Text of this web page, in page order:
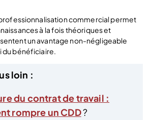
commercial permet
à la fois théoriques et
un avantage non-négligeable
du bénéficiaire.
loin :
du contrat de travail :
rompre un CDD?